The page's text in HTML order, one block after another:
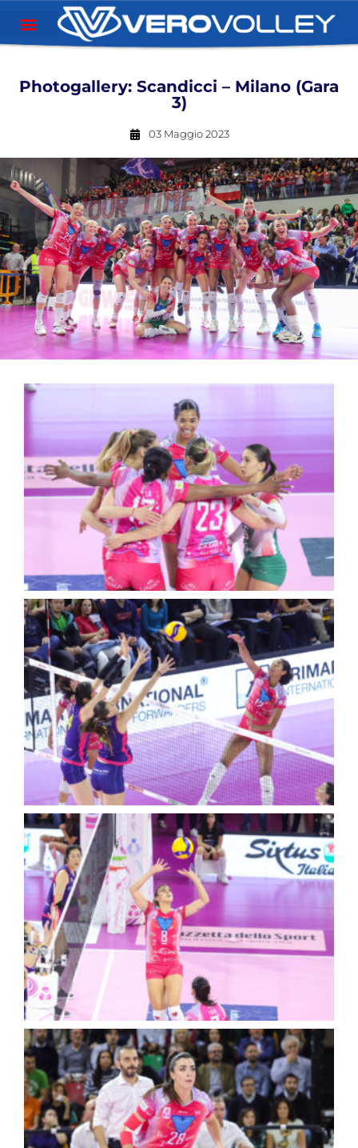
Photogallery: Scandicci – Milano (Gara
3)
03 Maggio 2023